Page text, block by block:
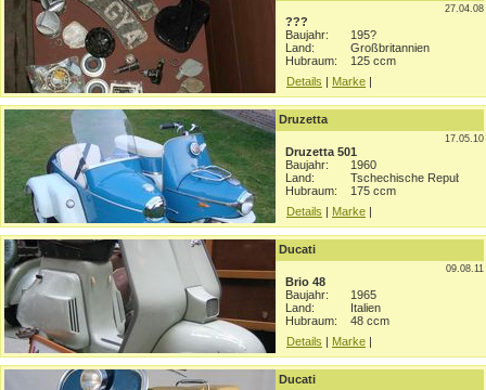
27.04.08
???
Baujahr:
195?
Land:
Großbritannien
Hubraum:
125 ccm
Details | Marke |
Druzetta
17.05.10
Druzetta 501
Baujahr:
1960
Land:
Tschechische Republik
Hubraum:
175 ccm
Details | Marke |
Ducati
09.08.11
Brio 48
Baujahr:
1965
Land:
Italien
Hubraum:
48 ccm
Details | Marke |
Ducati